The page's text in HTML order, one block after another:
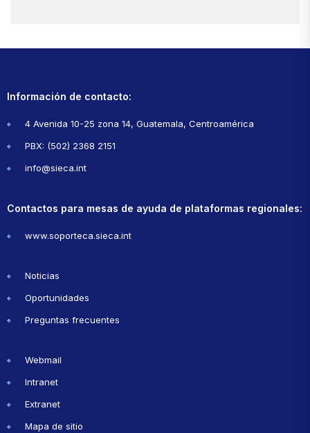
Información de contacto:
4 Avenida 10-25 zona 14, Guatemala, Centroamérica
PBX: (502) 2368 2151
info@sieca.int
Contactos para mesas de ayuda de plataformas regionales:
www.soporteca.sieca.int
Noticias
Oportunidades
Preguntas frecuentes
Webmail
Intranet
Extranet
Mapa de sitio